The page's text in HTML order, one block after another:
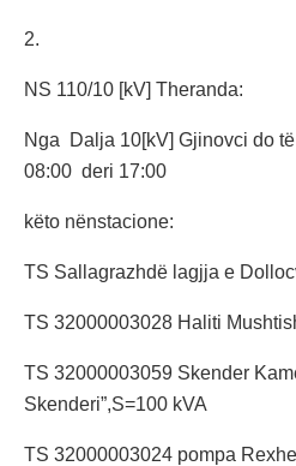
2.
NS 110/10 [kV] Theranda:
Nga Dalja 10[kV] Gjinovci do
08:00 deri 17:00
këto nënstacione:
TS Sallagrazhdë lagjja e
TS 32000003028 Haliti
TS 32000003059 Skender
Skenderi”,S=100 kVA
TS 32000003024 pompa